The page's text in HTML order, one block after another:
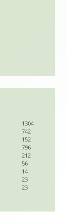
1304
742
152
796
212
56
14
23
23